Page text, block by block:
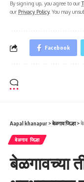
By signing up, you agree to our
our Privacy Policy. You may
Facebook
Aapal khanapur >बेळगाव जिल्हा>
बेळगाव जिल्हा
बेळगावच्या